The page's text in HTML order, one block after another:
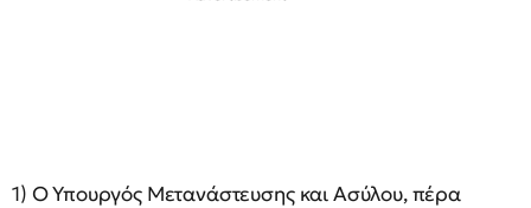
1) Ο Υπουργός Μετανάστευσης και Ασύλου, πέρα